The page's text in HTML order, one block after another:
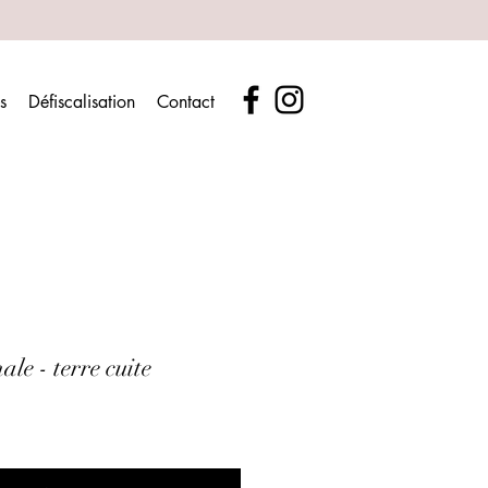
Défiscalisation Contact
- terre cuite